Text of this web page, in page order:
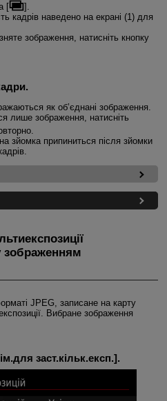
[
].
кадрів наведено на екрані (1) для
зображення, натисніть кнопку
як об’єднані зображення.
лише зображення, натисніть
зйомка припиниться після зйомки
зображенням
JPEG, записане на карту
Вибране зображення
заст.кільк.експ.].